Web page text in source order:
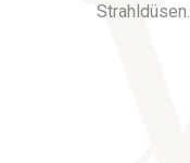
Strahldüsen.